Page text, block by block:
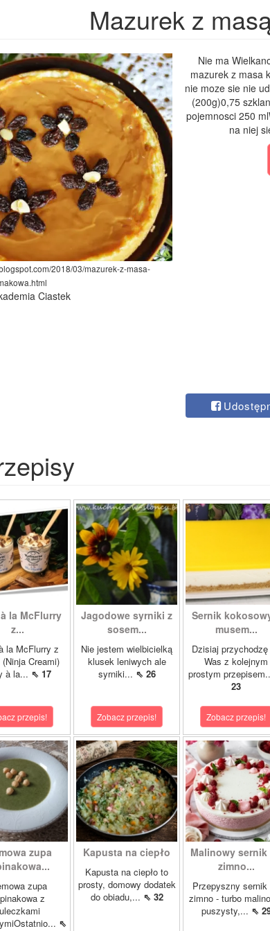
Mazurek z
2018/03/mazurek-z-masa-
Ciastek
Nie ma
mazurek z masa
nie moze sie nie
(200g)0,75
pojemnosci 250
na niej
la McFlurry
z...
la McFlurry z
Creami)
à la... ⇖ 17
przepis!
Jagodowe syrniki z
sosem...
Nie jestem wielbicielką
klusek leniwych ale
syrniki... ⇖ 26
Zobacz przepis!
Sernik
musem...
Dzisiaj
Was z kolejnym
prostym
23
Zobacz przepis!
zupa
zupa
z
⇖
Kapusta na ciepło
Kapusta na ciepło to
prosty, domowy dodatek
do obiadu,... ⇖ 32
Malinowy sernik
zimno...
Przepyszny sernik
zimno - turbo
puszysty,... ⇖